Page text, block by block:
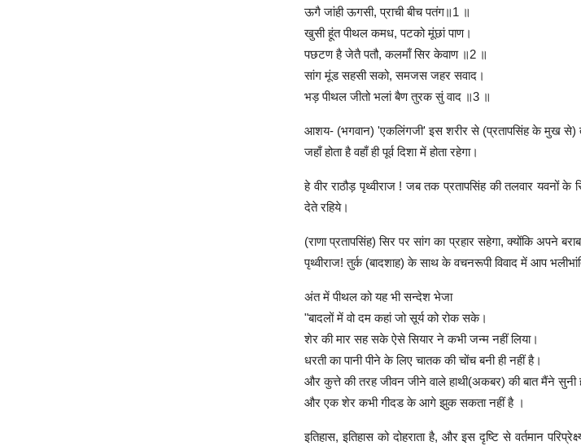
ऊगै जांही ऊगसी, प्राची बीच पतंग॥1 ॥
खुसी हूंत पीथल कमध, पटको मूंछां पाण।
पछटण है जेतै पतौ, कलमाँ सिर केवाण ॥2 ॥
सांग मूंड सहसी सको, समजस जहर सवाद।
भड़ पीथल जीतो भलां बैण तुरक सुं वाद ॥3 ॥
आशय- (भगवान) 'एकलिंगजी' इस शरीर से (प्रतापसिंह के मुख से)
जहाँ होता है वहाँ ही पूर्व दिशा में होता रहेगा।
हे वीर राठौड़ पृथ्वीराज ! जब तक प्रतापसिंह की तलवार
देते रहिये।
(राणा प्रतापसिंह) सिर पर सांग का प्रहार सहेगा, क्योंकि अपने
पृथ्वीराज! तुर्क (बादशाह) के साथ के वचनरूपी विवाद में आप
अंत में पीथल को यह भी सन्देश भेजा
"बादलों में वो दम कहां जो सूर्य को रोक सके।
शेर की मार सह सके ऐसे सियार ने कभी जन्म नहीं लिया।
धरती का पानी पीने के लिए चातक की चोंच बनी ही नहीं है।
और कुत्ते की तरह जीवन जीने वाले हाथी(अकबर) की बात मैंने सुनी
और एक शेर कभी गीदड के आगे झुक सकता नहीं है ।
इतिहास, इतिहास को दोहराता है, और इस दृष्टि से वर्तमान